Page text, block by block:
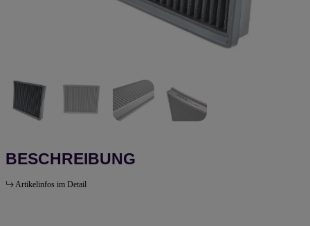
BESCHREIBUNG
Artikelinfos im Detail